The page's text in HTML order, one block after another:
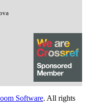
Software. All rights